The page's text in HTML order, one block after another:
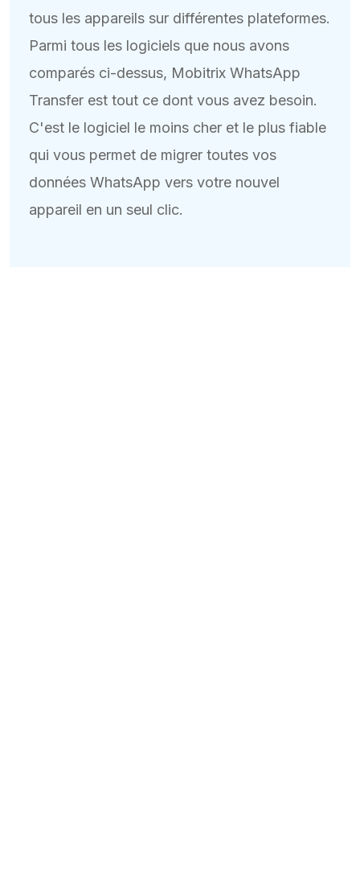
tous les appareils sur différentes plateformes.
Parmi tous les logiciels que nous avons
comparés ci-dessus, Mobitrix WhatsApp
Transfer est tout ce dont vous avez besoin.
C'est le logiciel le moins cher et le plus fiable
qui vous permet de migrer toutes vos
données WhatsApp vers votre nouvel
appareil en un seul clic.